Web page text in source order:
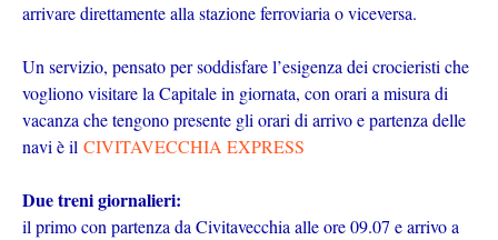
arrivare direttamente alla stazione ferroviaria o viceversa.
Un servizio, pensato per soddisfare l’esigenza dei crocieristi che
vogliono visitare la Capitale in giornata, con orari a misura di
vacanza che tengono presente gli orari di arrivo e partenza delle
navi è il CIVITAVECCHIA EXPRESS
Due treni giornalieri:
il primo con partenza da Civitavecchia alle ore 09.07 e arrivo a